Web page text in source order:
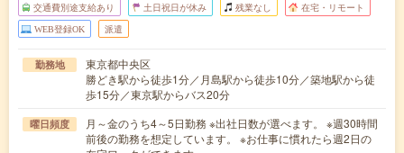
交通費別途支給あり 土日祝日が休み 残業なし 在宅・リモート
WEB登録OK 派遣
勤務地
東京都中央区
勝どき駅から徒歩1分／月島駅から徒歩10分／築地駅から徒
歩15分／東京駅からバス20分
曜日頻度
月～金のうち4～5日勤務 ※出社日数が選べます。 ※週30時間
前後の勤務を想定しています。 ※お仕事に慣れたら週2日の